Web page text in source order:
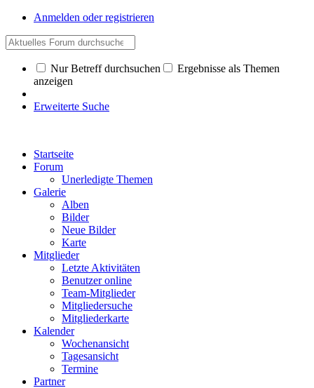
Anmelden oder registrieren
Nur Betreff durchsuchen
Ergebnisse als Themen
anzeigen
Erweiterte Suche
Startseite
Forum
Unerledigte Themen
Galerie
Alben
Bilder
Neue Bilder
Karte
Mitglieder
Letzte Aktivitäten
Benutzer online
Team-Mitglieder
Mitgliedersuche
Mitgliederkarte
Kalender
Wochenansicht
Tagesansicht
Termine
Partner